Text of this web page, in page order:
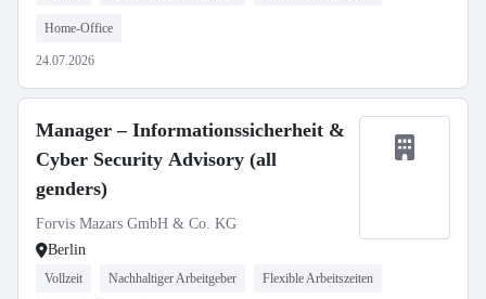
Home-Office
24.07.2026
Manager – Informationssicherheit &
Cyber Security Advisory (all
genders)
Forvis Mazars GmbH & Co. KG
Berlin
Vollzeit Nachhaltiger Arbeitgeber Flexible Arbeitszeiten